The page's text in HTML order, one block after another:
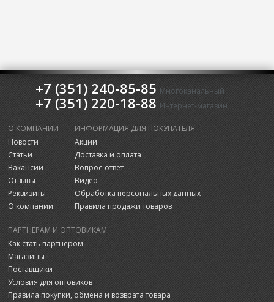
+7 (351) 240-85-85 Многоканальный
+7 (351) 220-18-88 Интернет-магазин
О КОМПАНИИ
Новости
Статьи
Вакансии
Отзывы
Реквизиты
О компании
ИНФОРМАЦИЯ ДЛЯ ПОКУПАТЕЛЯ
Акции
Доставка и оплата
Вопрос-ответ
Видео
Обработка персональных данных
Правила продажи товаров
ПАРТНЕРАМ И ОПТОВИКАМ
Как стать партнером
Магазины
Поставщики
Условия для оптовиков
Правила покупки, обмена и возврата товара